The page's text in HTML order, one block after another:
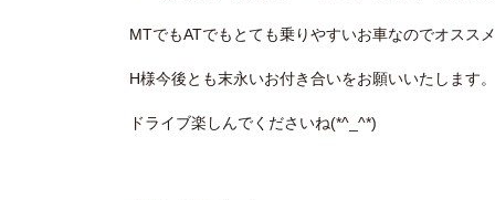
MTでもATでもとても乗りやすいお車なのでオスス
H様今後とも末永いお付き合いをお願いいたします。
ドライブ楽しんでくださいね(*^_^*)